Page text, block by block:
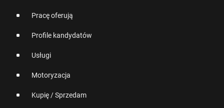
Pracę oferują
Profile kandydatów
Usługi
Motoryzacja
Kupię / Sprzedam